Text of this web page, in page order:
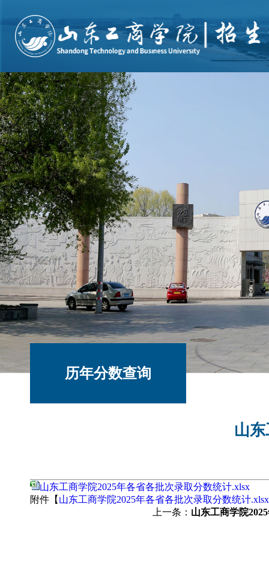
历年分数查询
山
山东工商学院2025年各省各批次录取分数统计.xlsx
附件【 山东工商学院2025年各省各批次录取分数统计.xlsx
上一条： 山东工商学院